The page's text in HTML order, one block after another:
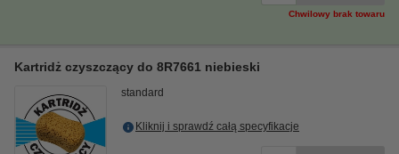
Chwilowy brak towaru
Kartridż czyszczący do 8R7661 niebieski
standard
Kliknij i sprawdź całą specyfikacje